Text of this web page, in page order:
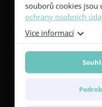
Zjistěte více o
souborů cookies jsou
ochrany osobních
Více informací